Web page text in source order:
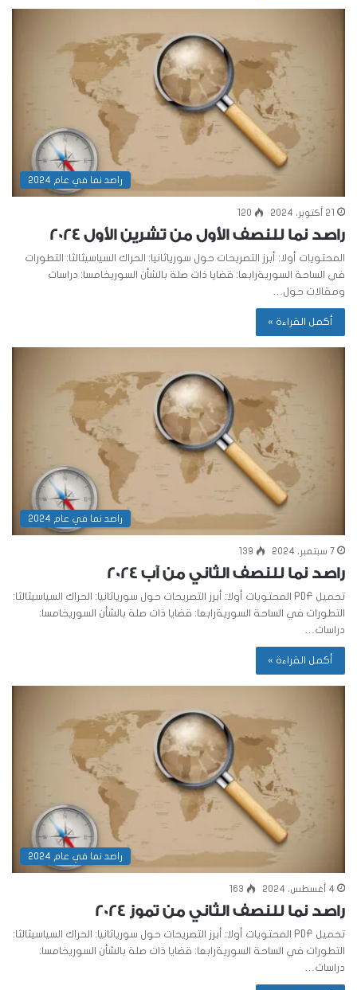
راصد نما في عام 2024
21 أكتوبر، 2024 120
راصد نما للنصف الأول من تشرين الأول 2024
المحتويات أولا: أبرز التصريحات حول سورياثانيا: الحراك السياسيثالثا: التطورات
في الساحة السوريةرابعا: قضايا ذات صلة بالشأن السوريخامسا: دراسات
ومقالات حول…
أكمل القراءة »
راصد نما في عام 2024
7 سبتمبر، 2024 139
راصد نما للنصف الثاني من آب 2024
تحميل PDF المحتويات أولا: أبرز التصريحات حول سورياثانيا: الحراك السياسيثالثا:
التطورات في الساحة السوريةرابعا: قضايا ذات صلة بالشأن السوريخامسا:
دراسات…
أكمل القراءة »
راصد نما في عام 2024
4 أغسطس، 2024 163
راصد نما للنصف الثاني من تموز 2024
تحميل PDF المحتويات أولا: أبرز التصريحات حول سورياثانيا: الحراك السياسيثالثا:
التطورات في الساحة السوريةرابعا: قضايا ذات صلة بالشأن السوريخامسا:
دراسات…